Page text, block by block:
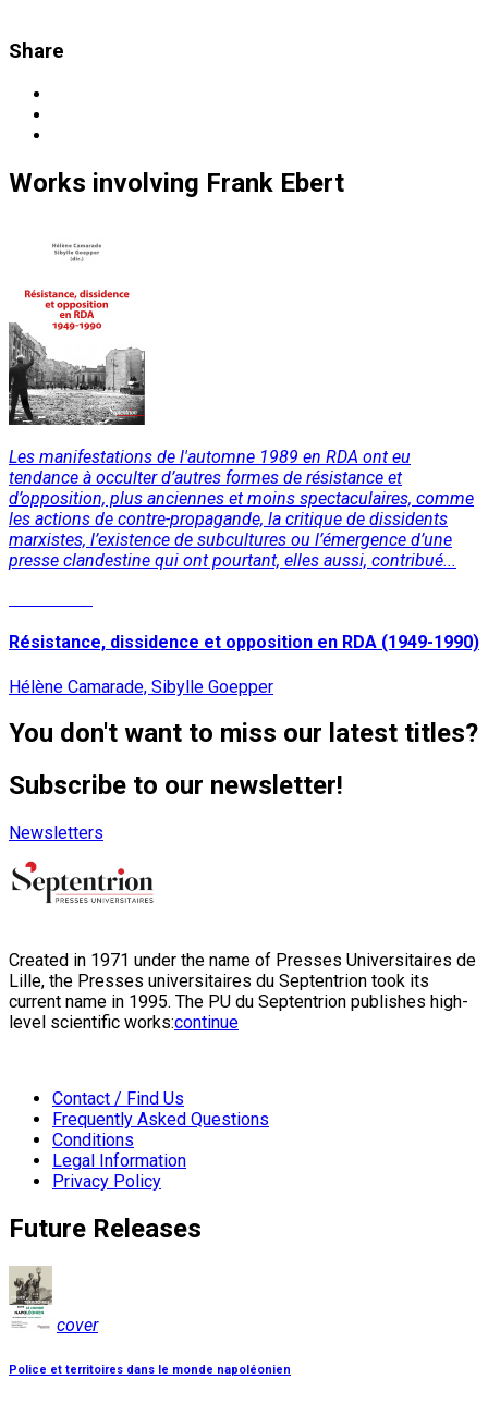
Share
Works involving Frank Ebert
Les manifestations de l'automne 1989 en RDA ont eu
tendance à occulter d’autres formes de résistance et
d’opposition, plus anciennes et moins spectaculaires, comme
les actions de contre-propagande, la critique de dissidents
marxistes, l’existence de subcultures ou l’émergence d’une
presse clandestine qui ont pourtant, elles aussi, contribué...
Résistance, dissidence et opposition en RDA (1949-1990)
Hélène Camarade, Sibylle Goepper
You don't want to miss our latest titles?
Subscribe to our newsletter!
Newsletters
Created in 1971 under the name of Presses Universitaires de
Lille, the Presses universitaires du Septentrion took its
current name in 1995. The PU du Septentrion publishes high-
level scientific works:continue
Contact / Find Us
Frequently Asked Questions
Conditions
Legal Information
Privacy Policy
Future Releases
cover
Police et territoires dans le monde napoléonien